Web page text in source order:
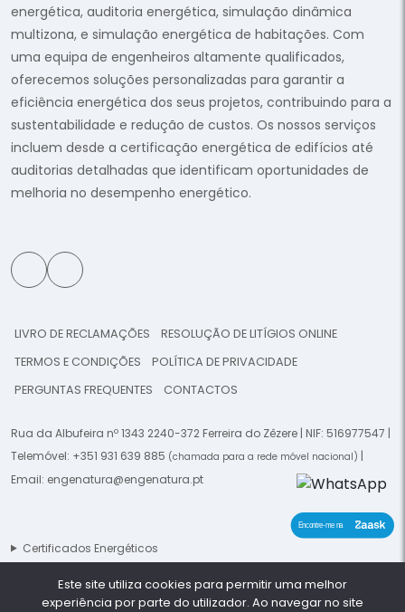
energética, auditoria energética, simulação dinâmica
multizona, e simulação energética de habitações. Com
uma equipa de engenheiros altamente qualificados,
oferecemos soluções personalizadas para garantir a
eficiência energética dos seus projetos, contribuindo para a
sustentabilidade e redução de custos. Os nossos serviços
incluem desde a certificação energética de edifícios até
auditorias detalhadas que identificam oportunidades de
melhoria no desempenho energético.
LIVRO DE RECLAMAÇÕES
RESOLUÇÃO DE LITÍGIOS ONLINE
TERMOS E CONDIÇÕES
POLÍTICA DE PRIVACIDADE
PERGUNTAS FREQUENTES
CONTACTOS
Rua da Albufeira nº 1343 2240-372 Ferreira do Zêzere | NIF: 516977547 |
Telemóvel: +351 931 639 885 (chamada para a rede móvel nacional) |
Email: engenatura@engenatura.pt
Certificados Energéticos
© 2026 Engenatura - Todos os direitos reservados. -
This template is
Este site utiliza cookies para permitir uma melhor
experiência por parte do utilizador. Ao navegar no site